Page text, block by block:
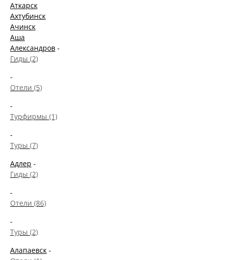
Аткарск
Ахтубинск
Ачинск
Аша
Александров -
Гиды (2)
-
Отели (5)
-
Турфирмы (1)
-
Туры (7)
Адлер -
Гиды (2)
-
Отели (86)
-
Туры (2)
Алапаевск -